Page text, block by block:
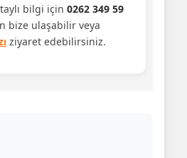
bilgi için 0262 349 59
bize ulaşabilir veya
ziyaret edebilirsiniz.